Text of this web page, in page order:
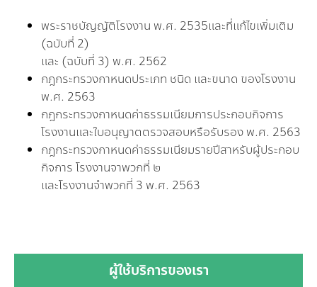
พระราชบัญญัติโรงงาน พ.ศ. 2535และที่แก้ไขเพิ่มเติม
(ฉบับที่ 2)
และ (ฉบับที่ 3) พ.ศ. 2562
กฎกระทรวงกาหนดประเภท ชนิด และขนาด ของโรงงาน
พ.ศ. 2563
กฎกระทรวงกาหนดค่าธรรมเนียมการประกอบกิจการ
โรงงานและใบอนุญาตตรวจสอบหรือรับรอง พ.ศ. 2563
กฎกระทรวงกาหนดค่าธรรมเนียมรายปีสาหรับผู้ประกอบ
กิจการ โรงงานจาพวกที่ ๒
และโรงงานจำพวกที่ 3 พ.ศ. 2563
ผู้ใช้บริการของเรา